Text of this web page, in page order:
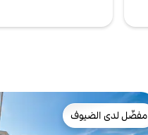
مفضّل لدى الضيوف
مفضّل لدى الضيوف